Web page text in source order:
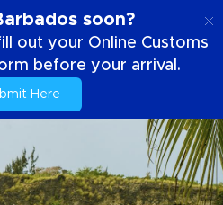
soon?
out your Online Customs
before your arrival.
Here